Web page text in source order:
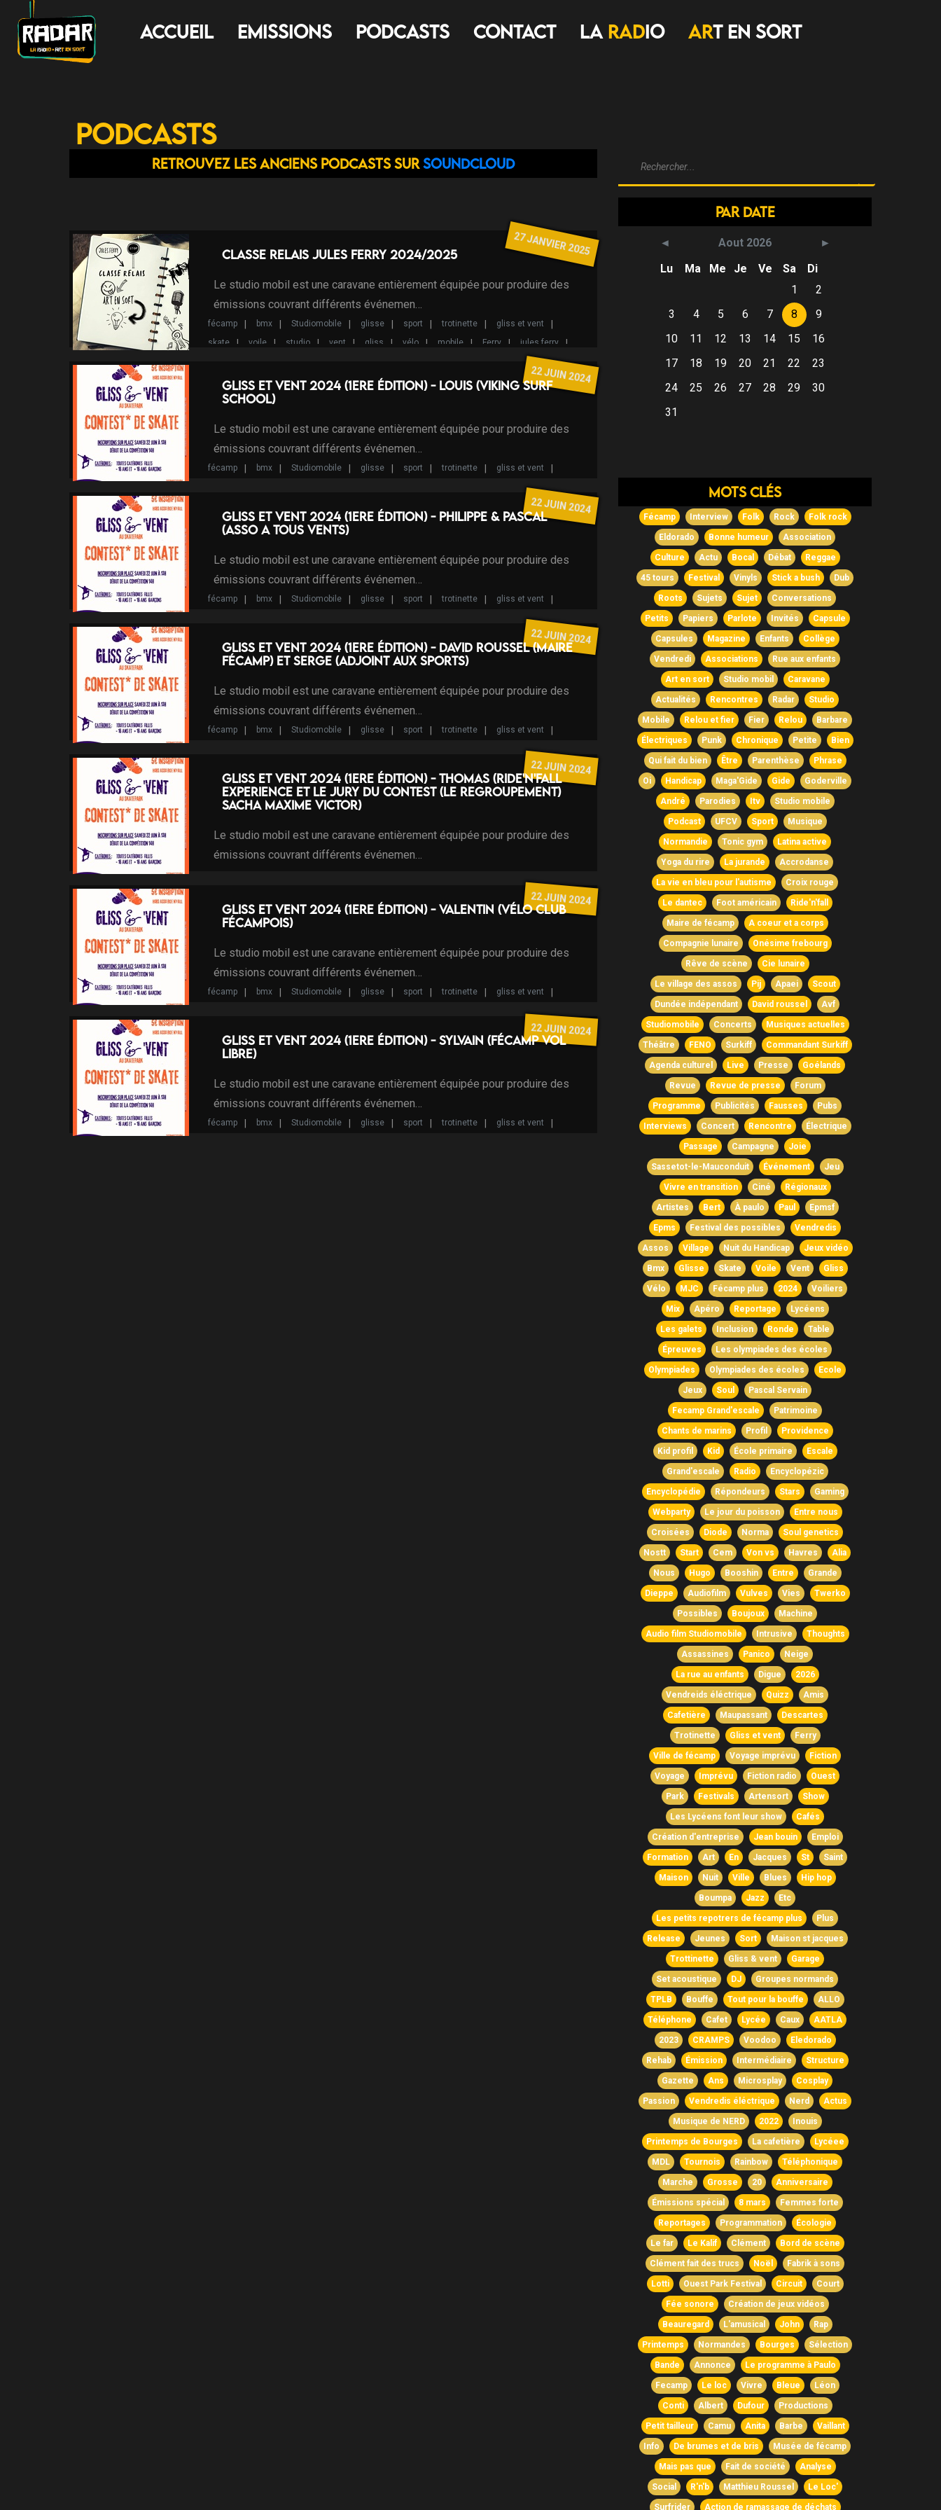
Accueil Emissions Podcasts Contact LA RADIO ART EN SORT
Podcasts
Retrouvez les anciens podcasts sur Soundcloud
27 JANVIER 2025
Classe relais Jules Ferry 2024/2025
Le studio mobil est une caravane entièrement équipée pour produire des
émissions couvrant différents événemen…
fécamp bmx Studiomobile glisse sport trotinette
gliss et vent
skate
voile studio vent gliss vélo mobile Ferry
jules ferry
22 JUIN 2024
Gliss et vent 2024 (1ere édition) - Louis (Viking Surf
School)
Le studio mobil est une caravane entièrement équipée pour produire des
émissions couvrant différents événemen…
fécamp bmx Studiomobile glisse sport trotinette
gliss et vent
Studio mobile
22 JUIN 2024
Gliss et vent 2024 (1ere édition) - Philippe & Pascal
(Asso A tous vents)
Le studio mobil est une caravane entièrement équipée pour produire des
émissions couvrant différents événemen…
fécamp bmx Studiomobile glisse sport trotinette
gliss et vent
Studio mobile
22 JUIN 2024
Gliss et vent 2024 (1ere édition) - David Roussel (maire
Fécamp) et Serge (adjoint aux sports)
Le studio mobil est une caravane entièrement équipée pour produire des
émissions couvrant différents événemen…
fécamp bmx Studiomobile glisse sport trotinette
gliss et vent
Studio mobile
22 JUIN 2024
Gliss et vent 2024 (1ere édition) - Thomas (Ride'n'Fall
experience et le jury du contest (Le Regroupement)
Sacha Maxime Victor)
Le studio mobil est une caravane entièrement équipée pour produire des
émissions couvrant différents événemen…
Studio mobile
Programme d'Intérêt Local
22 JUIN 2024
Gliss et vent 2024 (1ere édition) - Valentin (Vélo club
Fécampois)
Le studio mobil est une caravane entièrement équipée pour produire des
émissions couvrant différents événemen…
fécamp bmx Studiomobile glisse sport trotinette
gliss et vent
22 JUIN 2024
Gliss et vent 2024 (1ere édition) - Sylvain (Fécamp vol
libre)
Le studio mobil est une caravane entièrement équipée pour produire des
émissions couvrant différents événemen…
fécamp bmx Studiomobile glisse sport trotinette
gliss et vent
Par Date
Aout 2026
Lu
Ma Me Je Ve Sa
Di
1
2
3
4 5 6 7 8
9
10
11 12 13 14 15
16
17
18 19 20 21 22
23
24
25 26 27 28 29
30
31
Mots clés
Fécamp Interview Folk Rock Folk rock
Eldorado Bonne humeur Association
Culture Actu Bocal Débat Reggae
45 tours Festival Vinyls Stick a bush Dub
Roots Sujets Sujet Conversations
Petits Papiers Parlote Invités Capsule
Capsules Magazine Enfants Collège
Vendredi Associations Rue aux enfants
Art en sort Studio mobil Caravane
Actualités Rencontres Radar Studio
Mobile Relou et fier Fier Relou Barbare
Électriques Punk Chronique Petite Bien
Qui fait du bien Être Parenthèse Phrase
Oi Handicap Maga'Gide Gide Goderville
André Parodies Itv Studio mobile
Podcast UFCV Sport Musique
Normandie Tonic gym Latina active
Yoga du rire La jurande Accrodanse
La vie en bleu pour l'autisme Croix rouge
Le dantec Foot américain Ride'n'fall
Maire de fécamp A coeur et a corps
Compagnie lunaire Onésime frebourg
Rêve de scène Cie lunaire
Le village des assos Pij Apaei Scout
Dundée indépendant David roussel Avf
Studiomobile Concerts Musiques actuelles
Théâtre FENO Surkiff Commandant Surkiff
Agenda culturel Live Presse Goélands
Revue Revue de presse Forum
Programme Publicités Fausses Pubs
Interviews Concert Rencontre Électrique
Passage Campagne Joie
Sassetot-le-Mauconduit Événement Jeu
Vivre en transition Ciné Régionaux
Artistes Bert À paulo Paul Epmsf
Epms Festival des possibles Vendredis
Assos Village Nuit du Handicap Jeux vidéo
Bmx Glisse Skate Voile Vent Gliss
Vélo MJC Fécamp plus 2024 Voiliers
Mix Apéro Reportage Lycéens
Les galets Inclusion Ronde Table
Épreuves Les olympiades des écoles
Olympiades Olympiades des écoles Ecole
Jeux Soul Pascal Servain
Fecamp Grand'escale Patrimoine
Chants de marins Profil Providence
Kid profil Kid École primaire Escale
Grand'escale Radio Encyclopézic
Encyclopédie Répondeurs Stars Gaming
Webparty Le jour du poisson Entre nous
Croisées Diode Norma Soul genetics
Nostt Start Cem Von vs Havres Alia
Nous Hugo Booshin Entre Grande
Dieppe Audiofilm Vulves Vies Twerko
Possibles Boujoux Machine
Audio film Studiomobile Intrusive Thoughts
Assassines Panico Neige
La rue au enfants Digue 2026
Vendreids éléctrique Quizz Amis
Cafetière Maupassant Descartes
Trotinette Gliss et vent Ferry
Ville de fécamp Voyage imprévu Fiction
Voyage Imprévu Fiction radio Ouest
Park Festivals Artensort Show
Les Lycéens font leur show Cafés
Création d'entreprise Jean bouin Emploi
Formation Art En Jacques St Saint
Maison Nuit Ville Blues Hip hop
Boumpa Jazz Etc
Les petits repotrers de fécamp plus Plus
Release Jeunes Sort Maison st jacques
Trottinette Gliss & vent Garage
Set acoustique DJ Groupes normands
TPLB Bouffe Tout pour la bouffe ALLO
Téléphone Cafet Lycée Caux AATLA
2023 CRAMPS Voodoo Eledorado
Rehab Émission Intermédiaire Structure
Gazette Ans Microsplay Cosplay
Passion Vendredis éléctrique Nerd Actus
Musique de NERD 2022 Inouis
Printemps de Bourges La cafetière Lycéee
MDL Tournois Rainbow Téléphonique
Marche Grosse 20 Anniversaire
Émissions spécial 8 mars Femmes forte
Reportages Programmation Écologie
Le far Le Kalif Clément Bord de scène
Clément fait des trucs Noël Fabrik à sons
Lotti Ouest Park Festival Circuit Court
Fée sonore Création de jeux vidéos
Beauregard L'amusical John Rap
Printemps Normandes Bourges Sélection
Bande Annonce Le programme à Paulo
Fecamp Le loc Vivre Bleue Léon
Conti Albert Dufour Productions
Petit tailleur Camu Anita Barbe Vaillant
Info De brumes et de bris Musée de fécamp
Mais pas que Fait de société Analyse
Social R'n'b Matthieu Roussel Le Loc'
Surfrider Action de ramassage de déchats